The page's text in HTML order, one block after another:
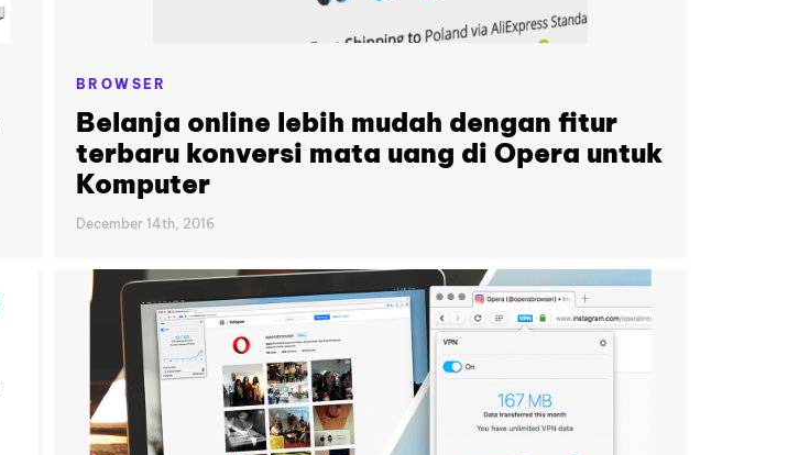
BROWSER
Belanja online lebih mudah dengan fitur
terbaru konversi mata uang di Opera untuk
Komputer
December 14th, 2016